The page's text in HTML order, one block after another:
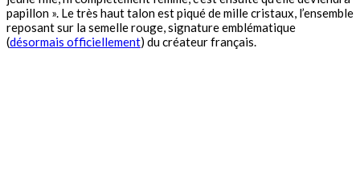
papillon ». Le très haut talon est piqué de mille cristaux, l’ensemble
reposant sur la semelle rouge, signature emblématique
(désormais officiellement) du créateur français.